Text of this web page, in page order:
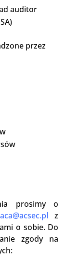
auditor
przez
prosimy o
z
o sobie. Do
zgody na